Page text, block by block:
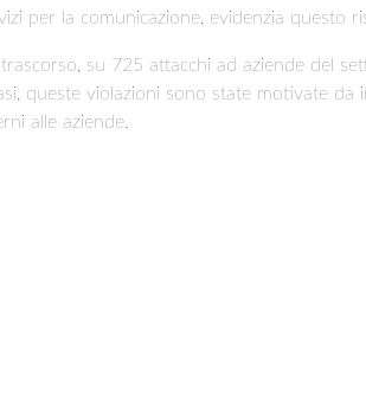
per la comunicazione, evidenzia questo
su 725 attacchi ad aziende del
queste violazioni sono state motivate da
alle aziende.